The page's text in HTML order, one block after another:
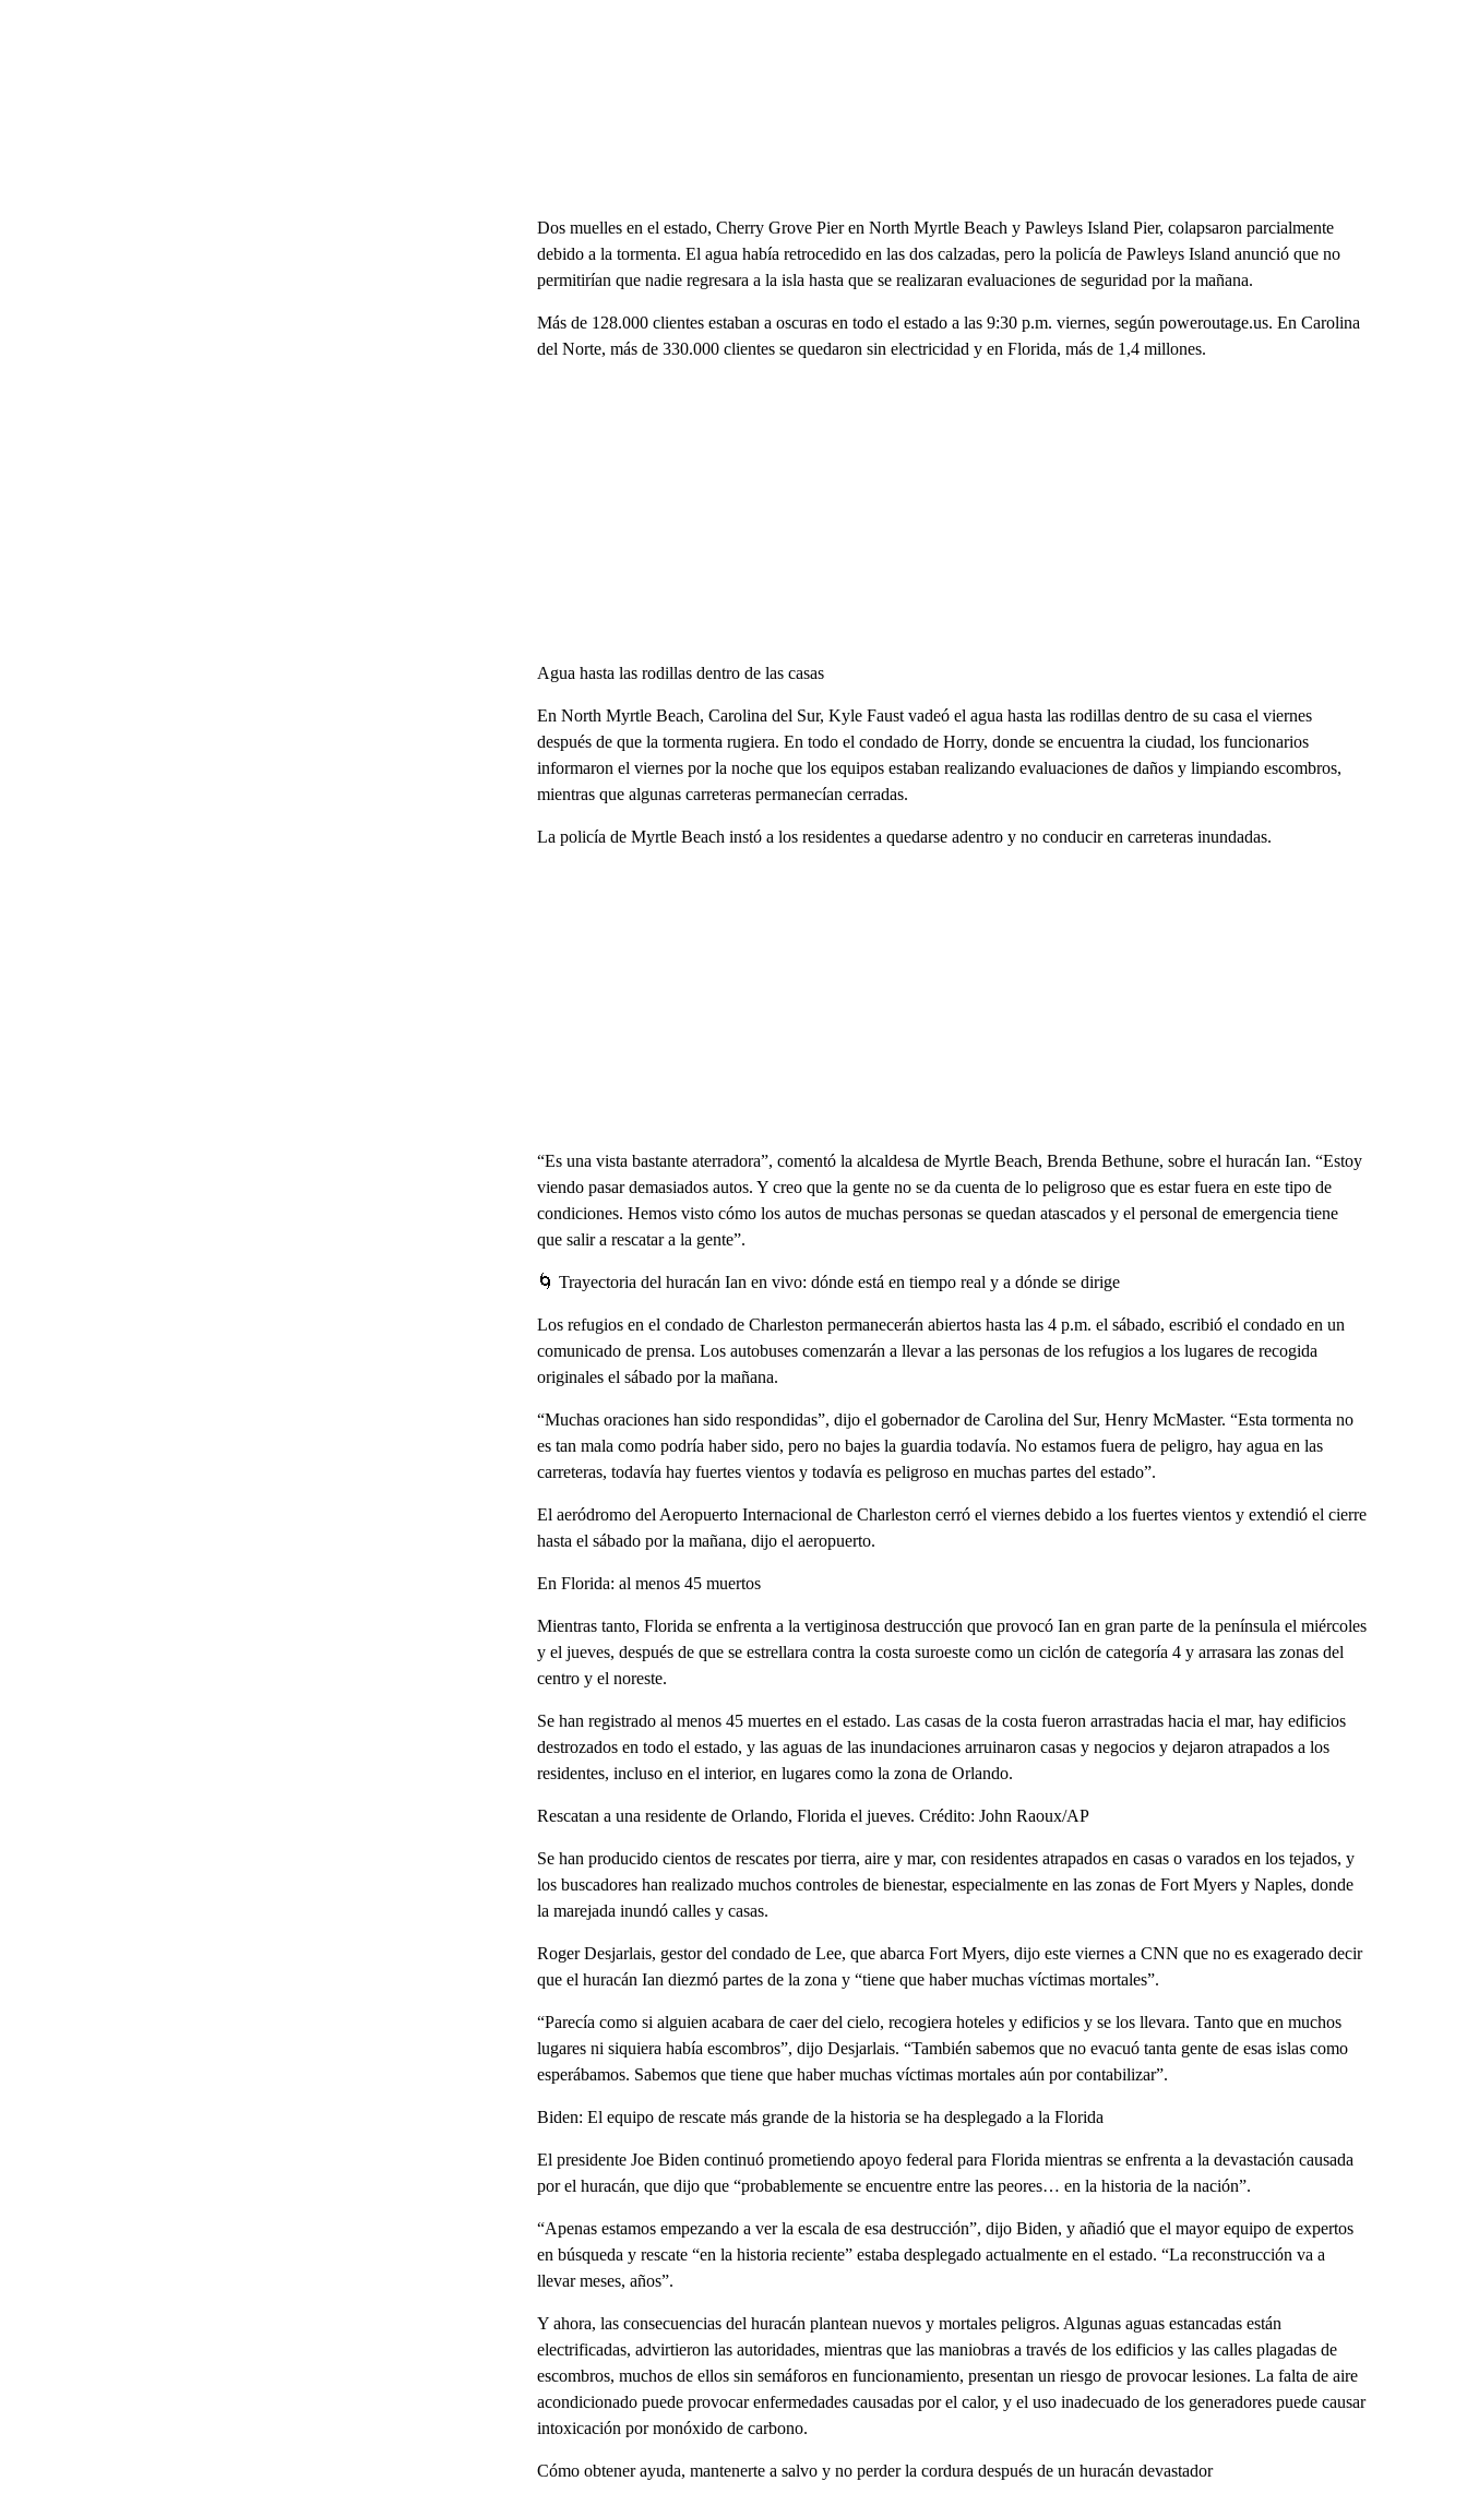
Dos muelles en el estado, Cherry Grove Pier en North Myrtle Beach y Pawleys Island Pier, colapsaron parcialmente
debido a la tormenta. El agua había retrocedido en las dos calzadas, pero la policía de Pawleys Island anunció que no
permitirían que nadie regresara a la isla hasta que se realizaran evaluaciones de seguridad por la mañana.
Más de 128.000 clientes estaban a oscuras en todo el estado a las 9:30 p.m. viernes, según poweroutage.us. En Carolina
del Norte, más de 330.000 clientes se quedaron sin electricidad y en Florida, más de 1,4 millones.
Agua hasta las rodillas dentro de las casas
En North Myrtle Beach, Carolina del Sur, Kyle Faust vadeó el agua hasta las rodillas dentro de su casa el viernes
después de que la tormenta rugiera. En todo el condado de Horry, donde se encuentra la ciudad, los funcionarios
informaron el viernes por la noche que los equipos estaban realizando evaluaciones de daños y limpiando escombros,
mientras que algunas carreteras permanecían cerradas.
La policía de Myrtle Beach instó a los residentes a quedarse adentro y no conducir en carreteras inundadas.
“Es una vista bastante aterradora”, comentó la alcaldesa de Myrtle Beach, Brenda Bethune, sobre el huracán Ian. “Estoy
viendo pasar demasiados autos. Y creo que la gente no se da cuenta de lo peligroso que es estar fuera en este tipo de
condiciones. Hemos visto cómo los autos de muchas personas se quedan atascados y el personal de emergencia tiene
que salir a rescatar a la gente”.
🌀 Trayectoria del huracán Ian en vivo: dónde está en tiempo real y a dónde se dirige
Los refugios en el condado de Charleston permanecerán abiertos hasta las 4 p.m. el sábado, escribió el condado en un
comunicado de prensa. Los autobuses comenzarán a llevar a las personas de los refugios a los lugares de recogida
originales el sábado por la mañana.
“Muchas oraciones han sido respondidas”, dijo el gobernador de Carolina del Sur, Henry McMaster. “Esta tormenta no
es tan mala como podría haber sido, pero no bajes la guardia todavía. No estamos fuera de peligro, hay agua en las
carreteras, todavía hay fuertes vientos y todavía es peligroso en muchas partes del estado”.
El aeródromo del Aeropuerto Internacional de Charleston cerró el viernes debido a los fuertes vientos y extendió el cierre
hasta el sábado por la mañana, dijo el aeropuerto.
En Florida: al menos 45 muertos
Mientras tanto, Florida se enfrenta a la vertiginosa destrucción que provocó Ian en gran parte de la península el miércoles
y el jueves, después de que se estrellara contra la costa suroeste como un ciclón de categoría 4 y arrasara las zonas del
centro y el noreste.
Se han registrado al menos 45 muertes en el estado. Las casas de la costa fueron arrastradas hacia el mar, hay edificios
destrozados en todo el estado, y las aguas de las inundaciones arruinaron casas y negocios y dejaron atrapados a los
residentes, incluso en el interior, en lugares como la zona de Orlando.
Rescatan a una residente de Orlando, Florida el jueves. Crédito: John Raoux/AP
Se han producido cientos de rescates por tierra, aire y mar, con residentes atrapados en casas o varados en los tejados, y
los buscadores han realizado muchos controles de bienestar, especialmente en las zonas de Fort Myers y Naples, donde
la marejada inundó calles y casas.
Roger Desjarlais, gestor del condado de Lee, que abarca Fort Myers, dijo este viernes a CNN que no es exagerado decir
que el huracán Ian diezmó partes de la zona y “tiene que haber muchas víctimas mortales”.
“Parecía como si alguien acabara de caer del cielo, recogiera hoteles y edificios y se los llevara. Tanto que en muchos
lugares ni siquiera había escombros”, dijo Desjarlais. “También sabemos que no evacuó tanta gente de esas islas como
esperábamos. Sabemos que tiene que haber muchas víctimas mortales aún por contabilizar”.
Biden: El equipo de rescate más grande de la historia se ha desplegado a la Florida
El presidente Joe Biden continuó prometiendo apoyo federal para Florida mientras se enfrenta a la devastación causada
por el huracán, que dijo que “probablemente se encuentre entre las peores… en la historia de la nación”.
“Apenas estamos empezando a ver la escala de esa destrucción”, dijo Biden, y añadió que el mayor equipo de expertos
en búsqueda y rescate “en la historia reciente” estaba desplegado actualmente en el estado. “La reconstrucción va a
llevar meses, años”.
Y ahora, las consecuencias del huracán plantean nuevos y mortales peligros. Algunas aguas estancadas están
electrificadas, advirtieron las autoridades, mientras que las maniobras a través de los edificios y las calles plagadas de
escombros, muchos de ellos sin semáforos en funcionamiento, presentan un riesgo de provocar lesiones. La falta de aire
acondicionado puede provocar enfermedades causadas por el calor, y el uso inadecuado de los generadores puede causar
intoxicación por monóxido de carbono.
Cómo obtener ayuda, mantenerte a salvo y no perder la cordura después de un huracán devastador